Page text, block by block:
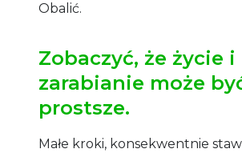
Obalić.
Zobaczyć, że życie i
zarabianie może
prostsze.
Małe kroki, konsekwentnie